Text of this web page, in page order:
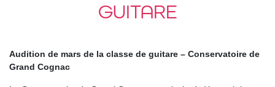
GUITARE
Audition de mars de la classe de guitare – Conservatoire de
Grand Cognac